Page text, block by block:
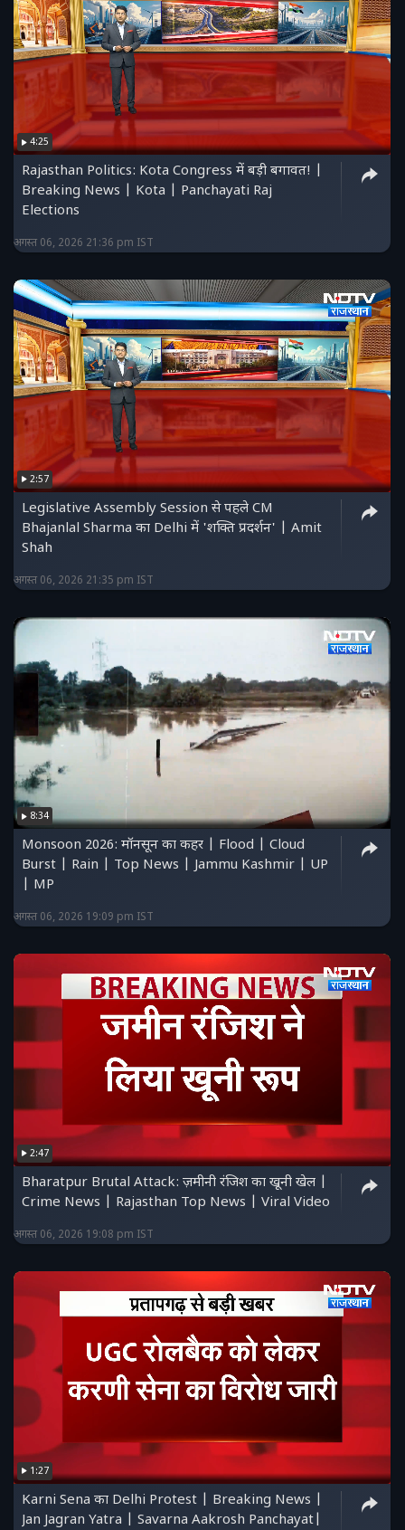
4:25
Rajasthan Politics: Kota Congress में बड़ी बगावत! |
Breaking News | Kota | Panchayati Raj
Elections
अगस्त 06, 2026 21:36 pm IST
2:57
Legislative Assembly Session से पहले CM
Bhajanlal Sharma का Delhi में 'शक्ति प्रदर्शन' | Amit
Shah
अगस्त 06, 2026 21:35 pm IST
8:34
Monsoon 2026: मॉनसून का कहर | Flood | Cloud
Burst | Rain | Top News | Jammu Kashmir | UP
| MP
अगस्त 06, 2026 19:09 pm IST
2:47
Bharatpur Brutal Attack: ज़मीनी रंजिश का खूनी खेल |
Crime News | Rajasthan Top News | Viral Video
अगस्त 06, 2026 19:08 pm IST
1:27
Karni Sena का Delhi Protest | Breaking News |
Jan Jagran Yatra | Savarna Aakrosh Panchayat|